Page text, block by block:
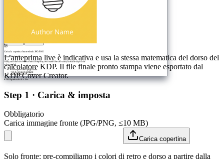
Carica la copertina fronte ebook JPG/PNG
About this book
Add your blurb or reviews here. Keep key text inside the safe zone; barcode stays clear
at bottom left.
• Auto spine from page count
• 0.125 in bleed preflight
• 300 DPI PDF/X-1a export
KDP Paperback • 6 × 9 in
L’anteprima live è indicativa e usa la stessa matematica del dorso del
calcolatore KDP. Il file finale pronto stampa viene esportato dal
KDP Cover Creator.
Step 1 · Carica & imposta
Obbligatorio
Carica immagine fronte (JPG/PNG, ≤10 MB)
Carica copertina
Solo fronte: pre‑compiliamo i colori di retro e dorso a partire dalla